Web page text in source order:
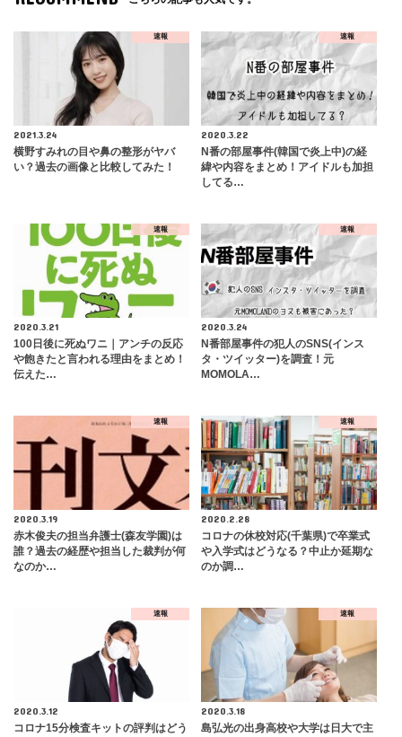
速報
2021.3.24
横野すみれの目や鼻の整形がヤバ
い？過去の画像と比較してみた！
速報
2020.3.22
N番の部屋事件(韓国で炎上中)の経
緯や内容をまとめ！アイドルも加担
してる…
速報
2020.3.21
100日後に死ぬワニ｜アンチの反応
や飽きたと言われる理由をまとめ！
伝えた…
速報
2020.3.24
N番部屋事件の犯人のSNS(インス
タ・ツイッター)を調査！元
MOMOLA…
速報
2020.3.19
赤木俊夫の担当弁護士(森友学園)は
誰？過去の経歴や担当した裁判が何
なのか…
速報
2020.2.28
コロナの休校対応(千葉県)で卒業式
や入学式はどうなる？中止か延期な
のか調…
速報
2020.3.12
コロナ15分検査キットの評判はどう
速報
2020.3.18
島弘光の出身高校や大学は日大で主